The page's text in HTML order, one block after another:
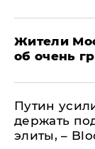
Жители
об очень
Путин
держать
элиты, –